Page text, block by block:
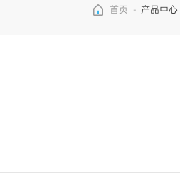
首页 - 产品中心